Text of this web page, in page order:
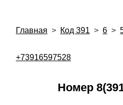
Главная > Код 391 > 6 >
+73916597528
Номер